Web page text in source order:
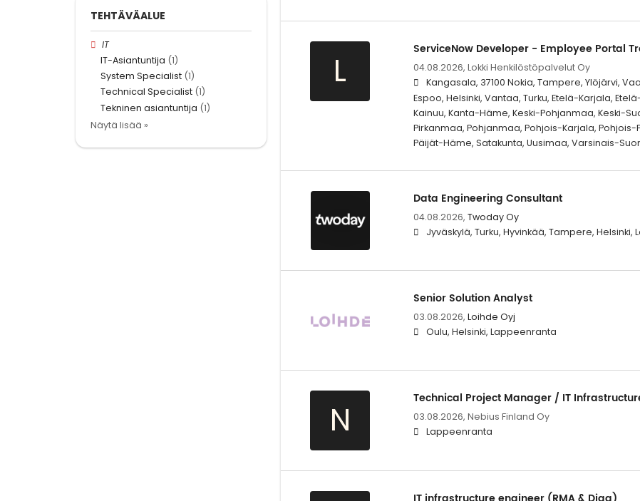
L
ServiceNow Developer - Employee Portal
04.08.2026, Lokki Henkilöstöpalvelut Oy
Kangasala, 37100 Nokia, Tampere, Ylöjärvi,
Espoo, Helsinki, Vantaa, Turku, Etelä-Karjala,
Kainuu, Kanta-Häme, Keski-Pohjanmaa, Keski-
Pirkanmaa, Pohjanmaa, Pohjois-Karjala,
Päijät-Häme, Satakunta, Uusimaa, Varsinais-
Data Engineering Consultant
04.08.2026, Twoday Oy
Jyväskylä, Turku, Hyvinkää, Tampere, Helsinki,
Senior Solution Analyst
03.08.2026, Loihde Oyj
Oulu, Helsinki, Lappeenranta
N
Technical Project Manager / IT
03.08.2026, Nebius Finland Oy
Lappeenranta
TEHTÄVÄALUE
IT
IT-Asiantuntija (1)
System Specialist (1)
Technical Specialist (1)
Tekninen asiantuntija (1)
Näytä lisää »